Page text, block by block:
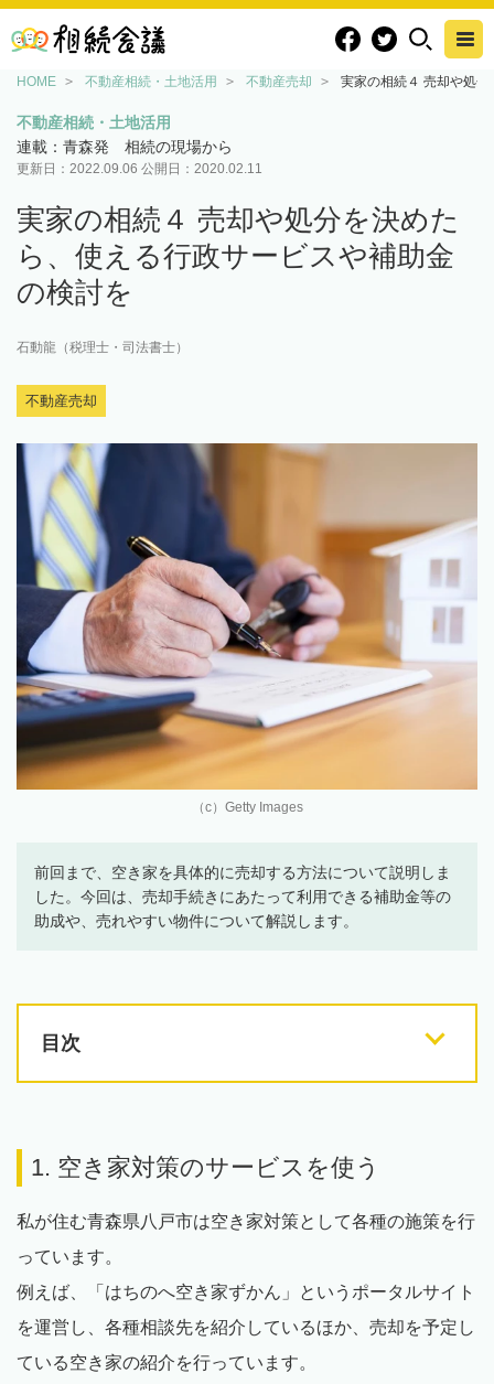
HOME 不動産相続・土地活用 不動産売却 実家の相続４ 売却や処
不動産相続・土地活用
連載：青森発 相続の現場から
更新日： 2022.09.06 公開日： 2020.02.11
実家の相続４ 売却や処分を決めた
ら、使える行政サービスや補助金
の検討を
石動龍（税理士・司法書士）
不動産売却
（c）Getty Images
前回まで、空き家を具体的に売却する方法について説明しま
した。今回は、売却手続きにあたって利用できる補助金等の
助成や、売れやすい物件について解説します。
目次
1. 空き家対策のサービスを使う
私が住む青森県八戸市は空き家対策として各種の施策を行
っています。
例えば、「はちのへ空き家ずかん」というポータルサイト
を運営し、各種相談先を紹介しているほか、売却を予定し
ている空き家の紹介を行っています。